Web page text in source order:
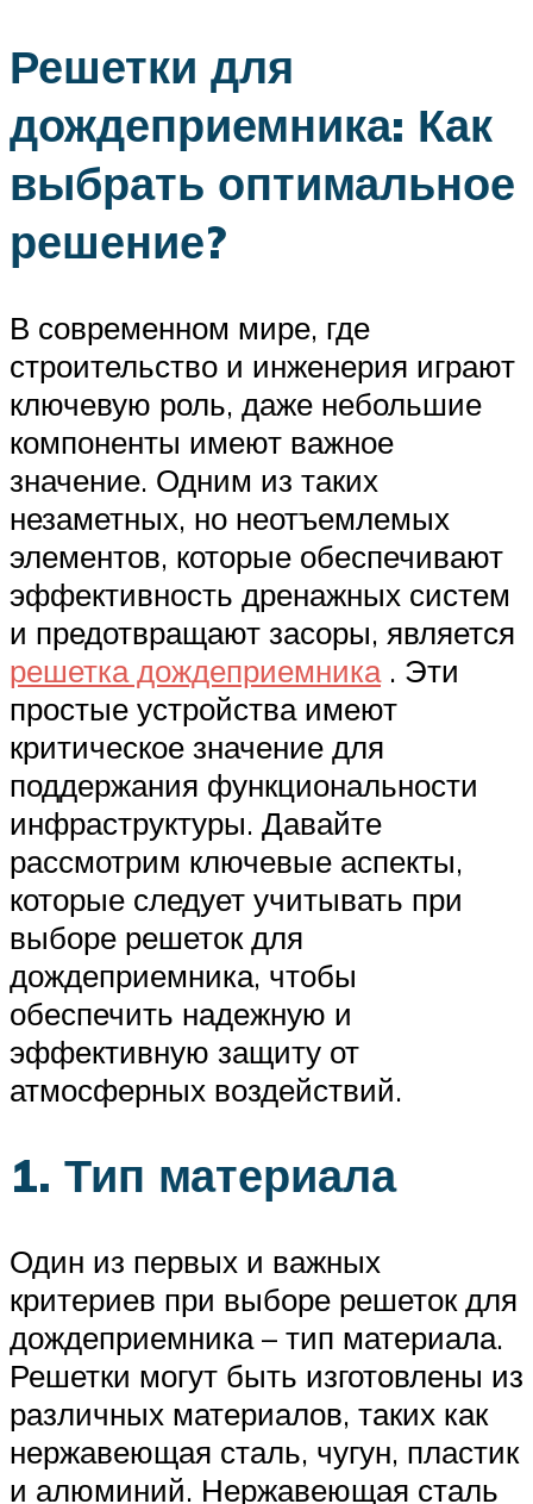
Решетки для
дождеприемника: Как
выбрать оптимальное
решение?
В современном мире, где
строительство и инженерия играют
ключевую роль, даже небольшие
компоненты имеют важное
значение. Одним из таких
незаметных, но неотъемлемых
элементов, которые обеспечивают
эффективность дренажных систем
и предотвращают засоры, является
решетка дождеприемника. Эти
простые устройства имеют
критическое значение для
поддержания функциональности
инфраструктуры. Давайте
рассмотрим ключевые аспекты,
которые следует учитывать при
выборе решеток для
дождеприемника, чтобы
обеспечить надежную и
эффективную защиту от
атмосферных воздействий.
1. Тип материала
Один из первых и важных
критериев при выборе решеток для
дождеприемника – тип материала.
Решетки могут быть изготовлены из
различных материалов, таких как
нержавеющая сталь, чугун, пластик
и алюминий. Нержавеющая сталь